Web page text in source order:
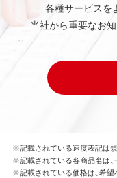
各種サービスを
当社から重要なお
※記載されている速度表記は規
※記載されている各商品名は、
※記載されている価格は、希望